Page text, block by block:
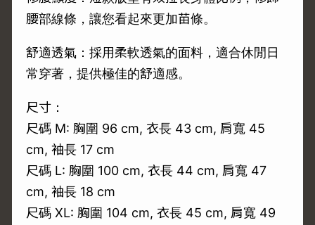
腰部線條，讓您看起來更加苗條。
舒適透氣：採用柔軟透氣的面料，適合休閒日
常穿著，提供極佳的舒適感。
尺寸：
尺碼 M: 胸圍 96 cm, 衣長 43 cm, 肩寬 45
cm, 袖長 17 cm
尺碼 L: 胸圍 100 cm, 衣長 44 cm, 肩寬 47
cm, 袖長 18 cm
尺碼 XL: 胸圍 104 cm, 衣長 45 cm, 肩寬 49